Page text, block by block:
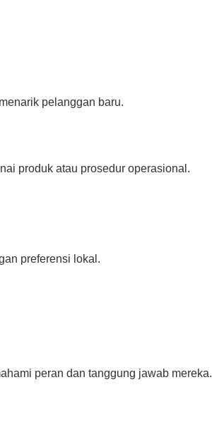
pelanggan baru.
produk atau prosedur operasional.
preferensi lokal.
peran dan tanggung jawab mereka.